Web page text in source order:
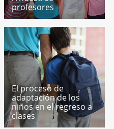
profesores
El proceso de
adaptación de los
niños en el regreso a
clases